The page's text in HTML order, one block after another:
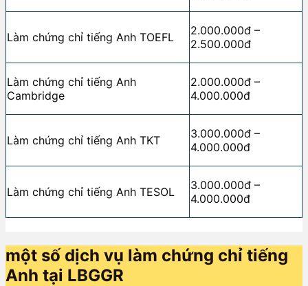
Làm chứng chỉ tiếng Anh TOEFL
2.000.000đ –
2.500.000đ
Làm chứng chỉ tiếng Anh
Cambridge
2.000.000đ –
4.000.000đ
Làm chứng chỉ tiếng Anh TKT
3.000.000đ –
4.000.000đ
Làm chứng chỉ tiếng Anh TESOL
3.000.000đ –
4.000.000đ
một số dịch vụ làm chứng chỉ tiếng
Anh tại LBGGR